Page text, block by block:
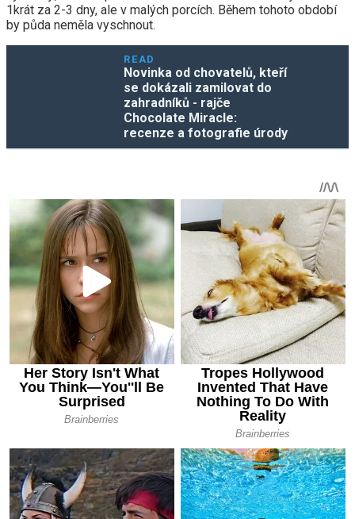
1krát za 2-3 dny, ale v malých porcích. Během tohoto období
by půda neměla vyschnout.
READ
Novinka od chovatelů, kteří
se dokázali zamilovat do
zahradníků - rajče
Chocolate Miracle:
recenze a fotografie úrody